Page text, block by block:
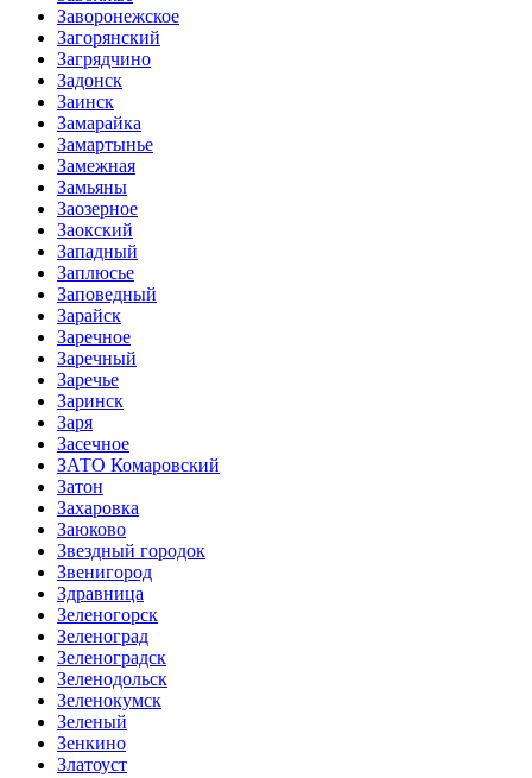
Заворонежское
Загорянский
Загрядчино
Задонск
Заинск
Замарайка
Замартынье
Замежная
Замьяны
Заозерное
Заокский
Западный
Заплюсье
Заповедный
Зарайск
Заречное
Заречный
Заречье
Заринск
Заря
Засечное
ЗАТО Комаровский
Затон
Захаровка
Заюково
Звездный городок
Звенигород
Здравница
Зеленогорск
Зеленоград
Зеленоградск
Зеленодольск
Зеленокумск
Зеленый
Зенкино
Златоуст